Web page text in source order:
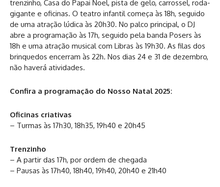
trenzinho, Casa do Papai Noel, pista de gelo, carrossel, roda-
gigante e oficinas. O teatro infantil começa às 18h, seguido
de uma atração lúdica às 20h30. No palco principal, o DJ
abre a programação às 17h, seguido pela banda Posers às
18h e uma atração musical com Libras às 19h30. As filas dos
brinquedos encerram às 22h. Nos dias 24 e 31 de dezembro,
não haverá atividades.
Confira a programação do Nosso Natal 2025:
Oficinas criativas
– Turmas às 17h30, 18h35, 19h40 e 20h45
Trenzinho
– A partir das 17h, por ordem de chegada
– Pausas às 17h40, 18h40, 19h40, 20h40 e 21h40